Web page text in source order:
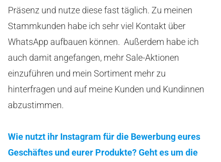
Präsenz und nutze diese fast täglich. Zu meinen
Stammkunden habe ich sehr viel Kontakt über
WhatsApp aufbauen können. Außerdem habe ich
auch damit angefangen, mehr Sale-Aktionen
einzuführen und mein Sortiment mehr zu
hinterfragen und auf meine Kunden und Kundinnen
abzustimmen.
Wie nutzt ihr Instagram für die Bewerbung eures
Geschäftes und eurer Produkte? Geht es um die